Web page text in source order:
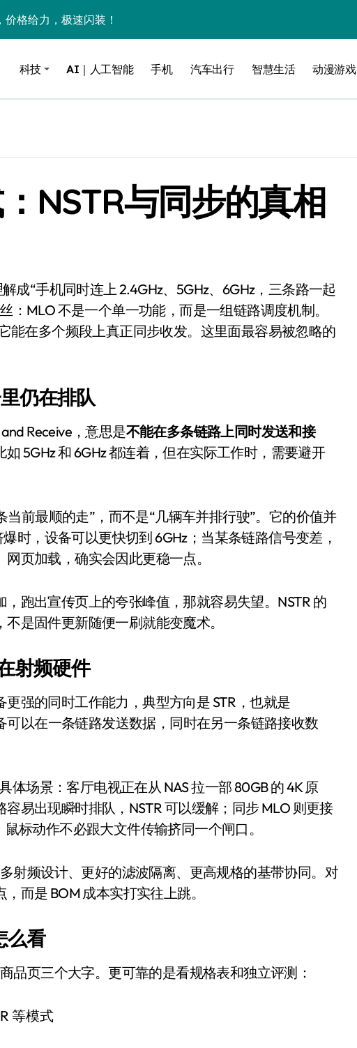
格给力，极速闪装！
3.5%！三大利好连夜引爆
净赚两个比亚迪——中国车企该醒醒了
卖工作室、网络瘫了，微软这次真急了
质大跃进，但鼠标操控才是真·杀手锏？
，但继续“垂帘听政”？
梦碎：小鹏的“多事之夏”
3有面儿——试驾雷克萨斯ES 500e
背了200亿的债
了！老司机教你3招真·快充
？”车主怒了：车内不是广告屏！
错真的会后悔吗？
手机塞冰箱，你中招了吗？
实测，值不值得冲？
永辉的“休克疗法”宣告暂停
空“开箱”，一边探测射线一边光伏发电
米17标准版逼近4800
第一步就做错了
复刻GBA SP，情怀拉满
帮你避坑+种草
靠“擦边”续命了？
科技 AI｜人工智能 手机 汽车出行 智慧生活 动漫游戏
NSTR与同步的真相
：MLO 不是一个单一功能，而是一组链路调度机制。
能在多个频段上真正同步收发。这里面最容易被忽略的
仍在排队
Receive，意思是不能在多条链路上同时发送和接
5GHz 和 6GHz 都连着，但在实际工作时，需要避开
当前最顺的走”，而不是“几辆车并排行驶”。它的价值并
时，设备可以更快切到 6GHz；当某条链路信号变差，
页加载，确实会因此更稳一点。
跑出宣传页上的夸张峰值，那就容易失望。NSTR 的
是固件更新随便一刷就能变魔术。
射频硬件
强的同时工作能力，典型方向是 STR，也就是
可以在一条链路发送数据，同时在另一条链路接收数
场景：客厅电视正在从 NAS 拉一部 80GB 的 4K 原
易出现瞬时排队，NSTR 可以缓解；同步 MLO 则更接
标动作不必跟大文件传输挤同一个闸口。
射频设计、更好的滤波隔离、更高规格的基带协同。对
而是 BOM 成本实打实往上跳。
么看
品页三个大字。更可靠的是看规格表和独立评测：
等模式